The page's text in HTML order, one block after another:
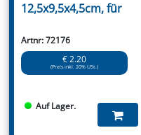
12,5x9,5x4,5cm, für
Artnr: 72176
€ 2.20
(Preis inkl. 20% USt.)
Auf Lager.